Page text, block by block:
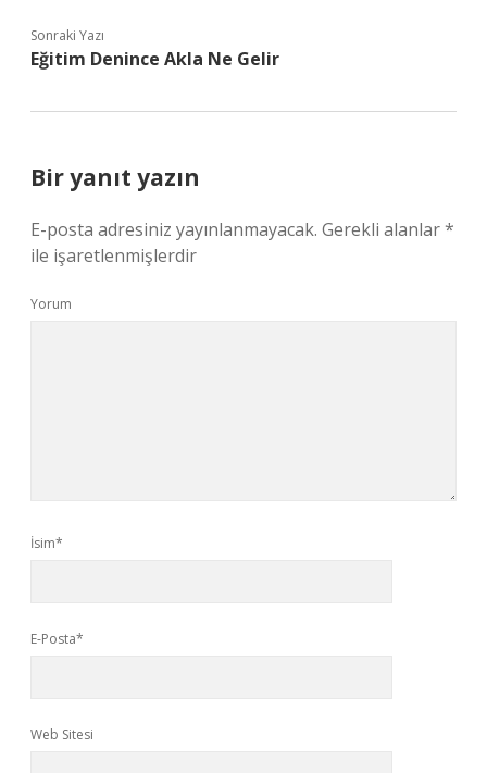
Sonraki Yazı
Eğitim Denince Akla Ne Gelir
Bir yanıt yazın
E-posta adresiniz yayınlanmayacak. Gerekli alanlar*
ile işaretlenmişlerdir
Yorum
İsim*
E-Posta*
Web Sitesi